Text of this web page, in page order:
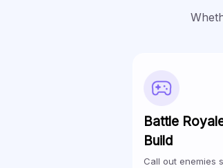
Battle
Build
Call out enemies